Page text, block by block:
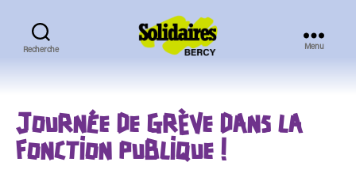
Recherche Menu
JOURNÉE DE GRÈVE DANS LA
FONCTION PUBLIQUE !